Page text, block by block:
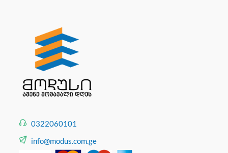
0322060101
info@modus.com.ge